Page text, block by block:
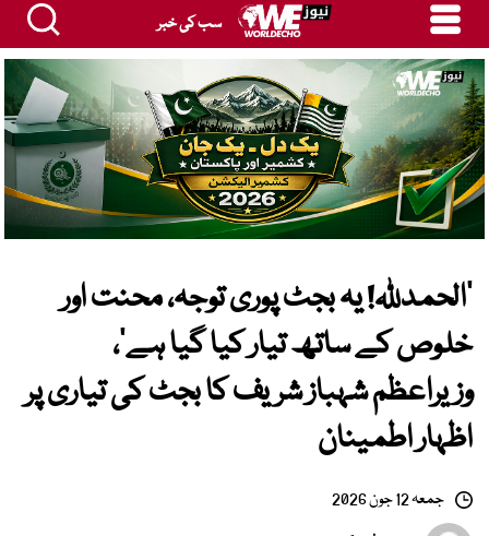
سب کی خبر
’الحمدللہ! یہ بجٹ پوری توجہ، محنت اور
خلوص کے ساتھ تیار کیا گیا ہے‘،
وزیراعظم شہباز شریف کا بجٹ کی تیاری پر
اظہار اطمینان
جمعہ 12 جون 2026